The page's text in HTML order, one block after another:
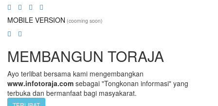
MOBILE VERSION (cooming soon)
MEMBANGUN TORAJA
Ayo terlibat bersama kami mengembangkan
www.infotoraja.com sebagai "Tongkonan informasi" yang
terbuka dan bermanfaat bagi masyakarat.